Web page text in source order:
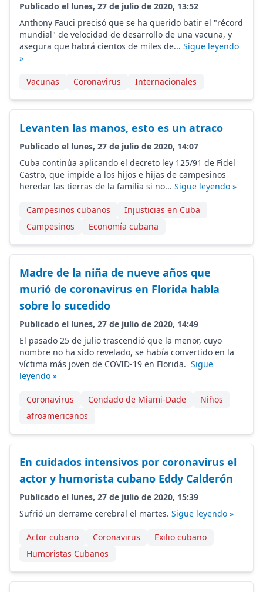
Publicado el lunes, 27 de julio de 2020, 13:52
Anthony Fauci precisó que se ha querido batir el "récord
mundial" de velocidad de desarrollo de una vacuna, y
asegura que habrá cientos de miles de... Sigue leyendo
»
Vacunas Coronavirus Internacionales
Levanten las manos, esto es un atraco
Publicado el lunes, 27 de julio de 2020, 14:07
Cuba continúa aplicando el decreto ley 125/91 de Fidel
Castro, que impide a los hijos e hijas de campesinos
heredar las tierras de la familia si no... Sigue leyendo »
Campesinos cubanos
Injusticias en Cuba
Campesinos
Economía cubana
Madre de la niña de nueve años que
murió de coronavirus en Florida habla
sobre lo sucedido
Publicado el lunes, 27 de julio de 2020, 14:49
El pasado 25 de julio trascendió que la menor, cuyo
nombre no ha sido revelado, se había convertido en la
víctima más joven de COVID-19 en Florida. Sigue
leyendo »
Coronavirus Condado de Miami-Dade
Niños
afroamericanos
En cuidados intensivos por coronavirus el
actor y humorista cubano Eddy Calderón
Publicado el lunes, 27 de julio de 2020, 15:39
Sufrió un derrame cerebral el martes. Sigue leyendo »
Actor cubano Coronavirus
Exilio cubano
Humoristas Cubanos